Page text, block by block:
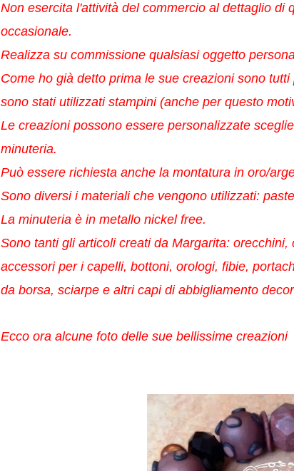
Non esercita l'attività del commercio al dettaglio di
occasionale.
Realizza su commissione qualsiasi oggetto
Come ho già detto prima le sue creazioni sono
sono stati utilizzati stampini (anche per questo
Le creazioni possono essere personalizzate
minuteria.
Può essere richiesta anche la montatura in oro/
Sono diversi i materiali che vengono utilizzati:
La minuteria è in metallo nickel free.
Sono tanti gli articoli creati da Margarita:
accessori per i capelli, bottoni, orologi, fibie,
da borsa, sciarpe e altri capi di abbigliamento
Ecco ora alcune foto delle sue bellissime creazioni